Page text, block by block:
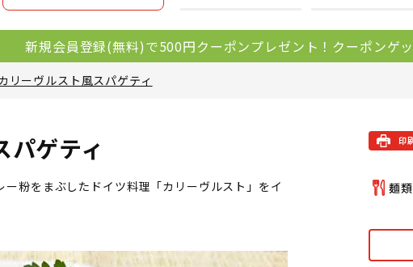
新規会員登録(無料)で500円クーポンプレゼント！クーポンゲ
リーヴルスト風スパゲティ
パゲティ
粉をまぶしたドイツ料理「カリーヴルスト」をイ